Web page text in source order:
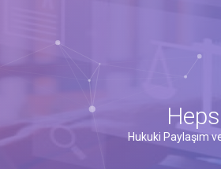
Hukuki Paylaşım